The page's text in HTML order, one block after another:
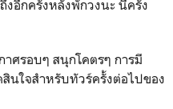
งอีกครั้งหลังพักวงนะ นี่ครั้ง
ศรอบๆ สนุกโคตรๆ การมี
นใจสำหรับทัวร์ครั้งต่อไปของ